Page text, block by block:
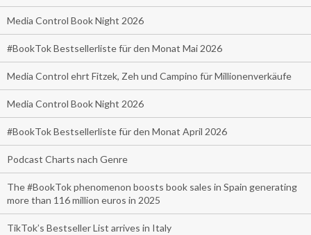
Media Control Book Night 2026
#BookTok Bestsellerliste für den Monat Mai 2026
Media Control ehrt Fitzek, Zeh und Campino für Millionenverkäufe
Media Control Book Night 2026
#BookTok Bestsellerliste für den Monat April 2026
Podcast Charts nach Genre
The #BookTok phenomenon boosts book sales in Spain generating
more than 116 million euros in 2025
TikTok’s Bestseller List arrives in Italy